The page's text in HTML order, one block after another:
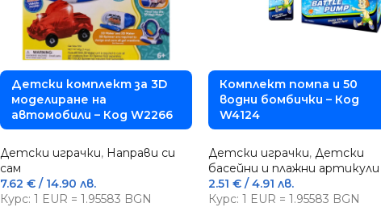
Детски комплект за 3D
моделиране на
автомобили – Код W2266
Детски играчки, Направи си
сам
7.62 € / 14.90 лв.
Курс: 1 EUR = 1.95583 BGN
Комплект помпа и 50
водни бомбички – Код
W4124
Детски играчки, Детски
басейни и плажни артикули
2.51 € / 4.91 лв.
Курс: 1 EUR = 1.95583 BGN